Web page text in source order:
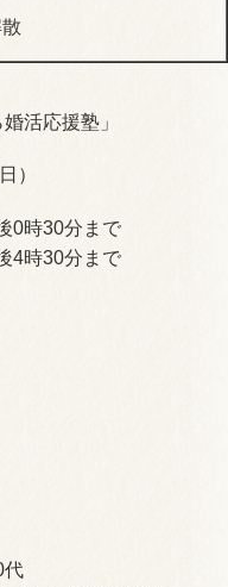
活応援塾」
）
0時30分まで
4時30分まで
代